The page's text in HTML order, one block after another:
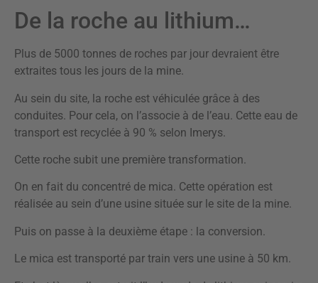
De la roche au lithium…
Plus de 5000 tonnes de roches par jour devraient être
extraites tous les jours de la mine.
Au sein du site, la roche est véhiculée grâce à des
conduites. Pour cela, on l’associe à de l’eau. Cette eau de
transport est recyclée à 90 % selon Imerys.
Cette roche subit une première transformation.
On en fait du concentré de mica. Cette opération est
réalisée au sein d’une usine située sur le site de la mine.
Puis on passe à la deuxième étape : la conversion.
Le mica est transporté par train vers une usine à 50 km.